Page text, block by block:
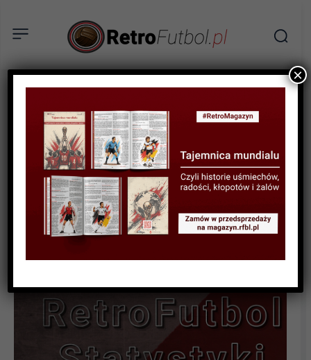
STATYSTYKI FUTBOLOWE
STATYSTYKI LIGOWE
STATYSTYKI PIŁKARZY
Statystyki polskich piłkarzy
w ligach zagranicznych w
sezonie 2023/24
×